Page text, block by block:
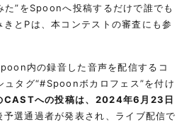
た”をSpoonへ投稿するだけで誰でも
とPは、本コンテストの審査にも参
内の録音した音声を配信するコ
ュタグ“#Spoonボカロフェス”を付け
CASTへの投稿は、2024年6月23日
予選通過者が発表され、ライブ配信で